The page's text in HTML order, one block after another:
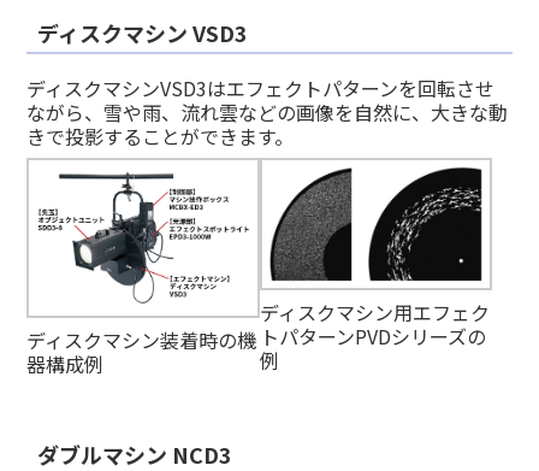
ディスクマシン VSD3
ディスクマシンVSD3はエフェクトパターンを回転させ
ながら、雪や雨、流れ雲などの画像を自然に、大きな動
きで投影することができます。
ディスクマシン装着時の機
器構成例
ディスクマシン用エフェク
トパターンPVDシリーズの
例
ダブルマシン NCD3